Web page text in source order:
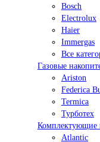
Bosсh
Electrolux
Haier
Immergas
Все
Газовые
Ariston
Federica
Termica
Турботех
Комплектующие
Atlantic